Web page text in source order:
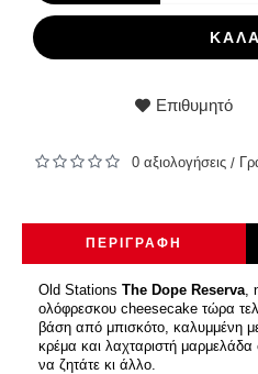
Επιθυμητό
0 αξιολογήσεις /
ΠΕΡΙΓΡΑΦΉ
Old Stations The Dope Reserva,
ολόφρεσκου cheesecake τώρα
βάση από μπισκότο, καλυμμένη
κρέμα και λαχταριστή
να ζητάτε κι άλλο.